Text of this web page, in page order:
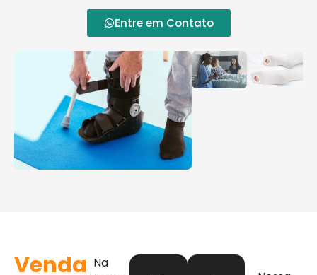
Entre em Contato
Venda Na